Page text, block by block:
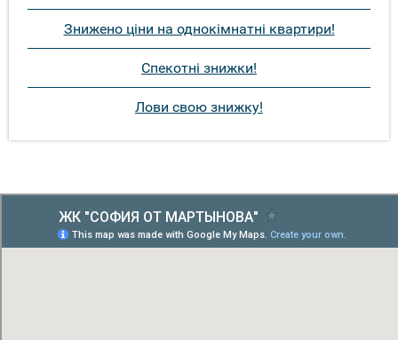
Знижено ціни на однокімнатні квартири!
Спекотні знижки!
Лови свою знижку!